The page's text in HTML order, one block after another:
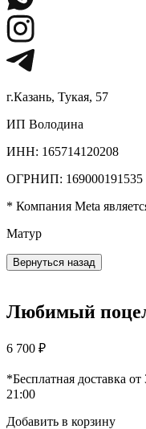
г.Казань, Тукая, 57
ИП Володина
ИНН: 165714120208
ОГРНИП: 169000191535
* Компания Meta
Матур
Вернуться назад
Любимый
6 700 ₽
*Бесплатная доставка
21:00
Добавить в корзину